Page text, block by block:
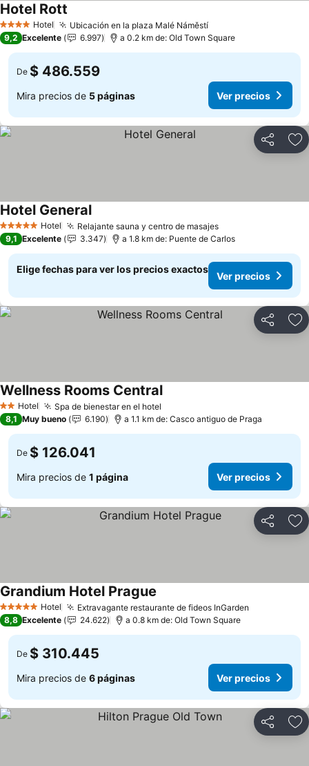
4 EstrellasHotel Ubicación en la plaza Malé Náměstí
Hotel Rott
9,2 Excelente 6.997 a 0.2 km de: Old Town Square
De $ 486.559
Mira precios de 5 páginas Ver precios
Compartir
5 Estrellas Hotel Relajante sauna y centro de masajes
Hotel General
9,1 Excelente 3.347 a 1.8 km de: Puente de Carlos
Elige fechas para ver los precios exactos
Ver precios
Compartir
2 Estrellas
Hotel Spa de bienestar en el hotel
Wellness Rooms Central
8,1 Muy bueno 6.190 a 1.1 km de: Casco antiguo de Praga
De $ 126.041
Mira precios de 1 página Ver precios
Compartir
5 Estrellas Hotel Extravagante restaurante de fideos InGarden
Grandium Hotel Prague
8,8 Excelente 24.622 a 0.8 km de: Old Town Square
De $ 310.445
Mira precios de 6 páginas Ver precios
Compartir